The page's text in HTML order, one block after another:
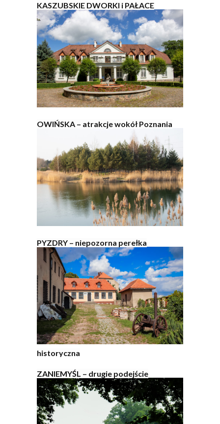
KASZUBSKIE DWORKI i PAŁACE
OWIŃSKA – atrakcje wokół Poznania
PYZDRY – niepozorna perełka
historyczna
ZANIEMYŚL – drugie podejście